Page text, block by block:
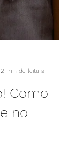
2 min de leitura
Como
no